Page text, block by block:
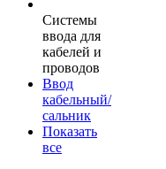
Системы
ввода для
кабелей и
проводов
Ввод
кабельный/
сальник
Показать
все